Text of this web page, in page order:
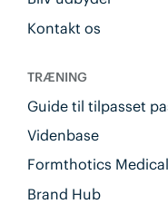
Kontakt os
TRÆNING
Guide til tilpasset
Videnbase
Formthotics
Brand Hub